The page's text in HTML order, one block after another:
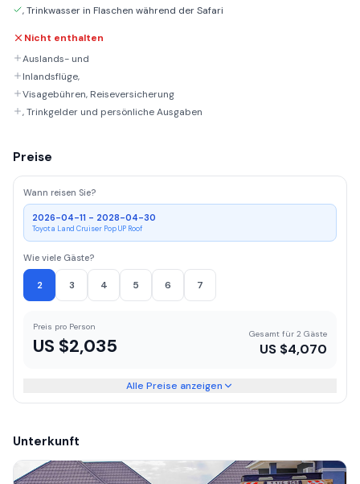
, Trinkwasser in Flaschen während der Safari
Nicht enthalten
Auslands- und
Inlandsflüge,
Visagebühren, Reiseversicherung
, Trinkgelder und persönliche Ausgaben
Preise
Wann reisen Sie?
2026-04-11 - 2028-04-30
Toyota Land Cruiser Pop UP Roof
Wie viele Gäste?
2 3 4 5 6 7
Preis pro Person
US $2,035
Gesamt für 2 Gäste
US $4,070
Alle Preise anzeigen
Unterkunft